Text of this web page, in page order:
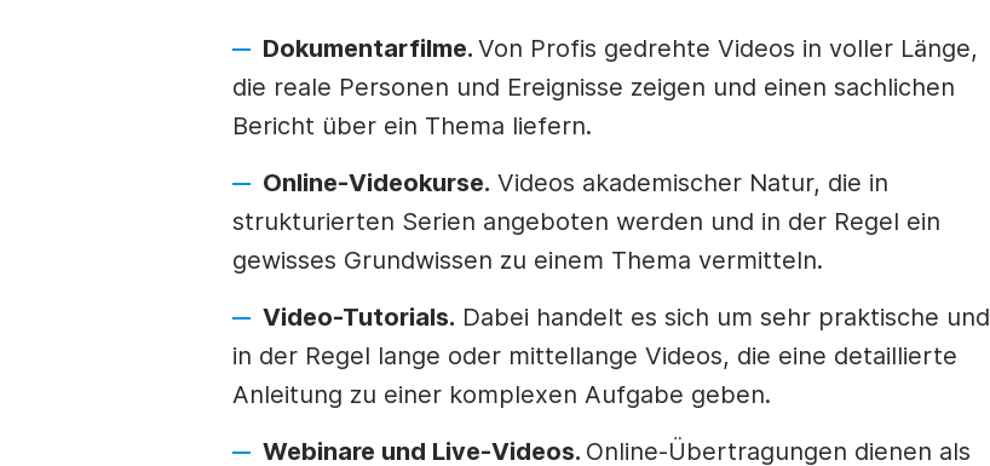
Dokumentarfilme. Von Profis gedrehte Videos in voller Länge,
die reale Personen und Ereignisse zeigen und einen sachlichen
Bericht über ein Thema liefern.
Online-Videokurse. Videos akademischer Natur, die in
strukturierten Serien angeboten werden und in der Regel ein
gewisses Grundwissen zu einem Thema vermitteln.
Video-Tutorials. Dabei handelt es sich um sehr praktische und
in der Regel lange oder mittellange Videos, die eine detaillierte
Anleitung zu einer komplexen Aufgabe geben.
Webinare und Live-Videos. Online-Übertragungen dienen als